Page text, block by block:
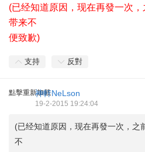
(已经知道原因，现在再發一次
带来不
便致歉)
支持 反對
點擊重新加載神軒NeLson
19-2-2015 19:24:04
(已经知道原因，现在再發一次，之
不